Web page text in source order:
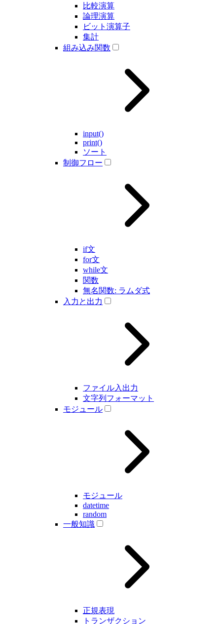
比較演算
論理演算
ビット演算子
集計
組み込み関数
input()
print()
ソート
制御フロー
if文
for文
while文
関数
無名関数: ラムダ式
入力と出力
ファイル入出力
文字列フォーマット
モジュール
モジュール
datetime
random
一般知識
正規表現
トランザクション